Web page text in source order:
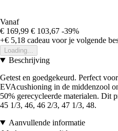
Vanaf
€ 169,99 € 103,67 -39%
+€ 5,18 cadeau voor je volgende
Loading...
Beschrijving
Getest en goedgekeurd. Perfect
EVAcushioning in de middenzool
50% gerecycleerde materialen. Dit
45 1/3, 46, 46 2/3, 47 1/3, 48.
Aanvullende informatie